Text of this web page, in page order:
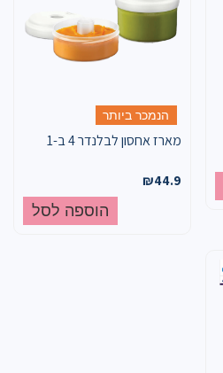
הנמכר ביותר
מארז אחסון לבלנדר 4 ב-1
₪44.9
הוספה לסל